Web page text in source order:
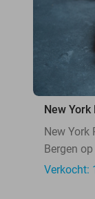
New
New York
Bergen
Verkocht: